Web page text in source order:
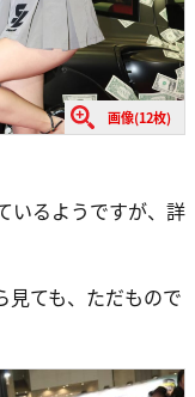
画像(12枚)
いるようですが、詳
見ても、ただもので